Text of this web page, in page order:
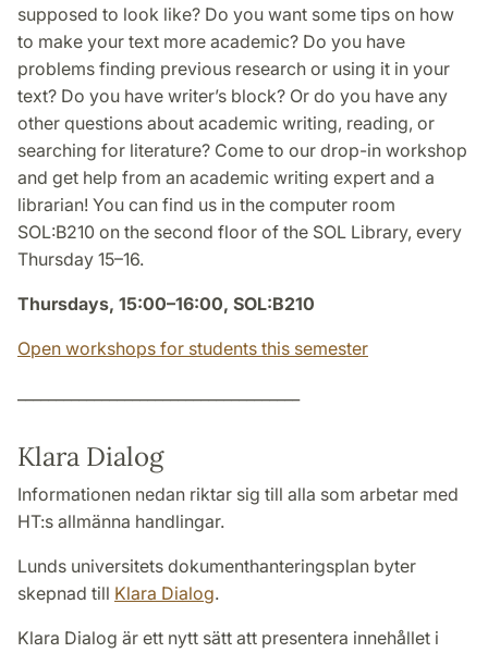
supposed to look like? Do you want some tips on how
to make your text more academic? Do you have
problems finding previous research or using it in your
text? Do you have writer’s block? Or do you have any
other questions about academic writing, reading, or
searching for literature? Come to our drop-in workshop
and get help from an academic writing expert and a
librarian! You can find us in the computer room
SOL:B210 on the second floor of the SOL Library, every
Thursday 15–16.
Thursdays, 15:00–16:00, SOL:B210
Open workshops for students this semester
Klara Dialog
Informationen nedan riktar sig till alla som arbetar med
HT:s allmänna handlingar.
Lunds universitets dokumenthanteringsplan byter
skepnad till Klara Dialog.
Klara Dialog är ett nytt sätt att presentera innehållet i